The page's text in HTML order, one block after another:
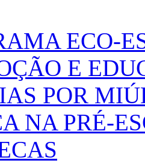
ECO-
E
POR
NA PRÉ-